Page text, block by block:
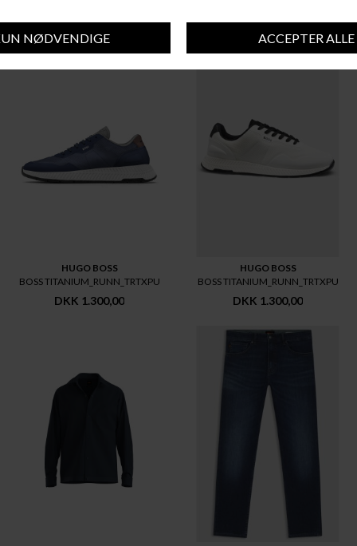
DU VIL MÅSKE OGSÅ KUNNE LIDE DISSE STYLES
HUGO BOSS
BOSS TITANIUM_RUNN_TRTXPU
DKK 1.300,00
HUGO BOSS
BOSS TITANIUM_RUNN_TRTXPU
DKK 1.300,00